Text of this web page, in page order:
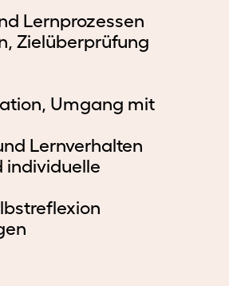
Lernprozessen
Zielüberprüfung
Umgang mit
Lernverhalten
individuelle